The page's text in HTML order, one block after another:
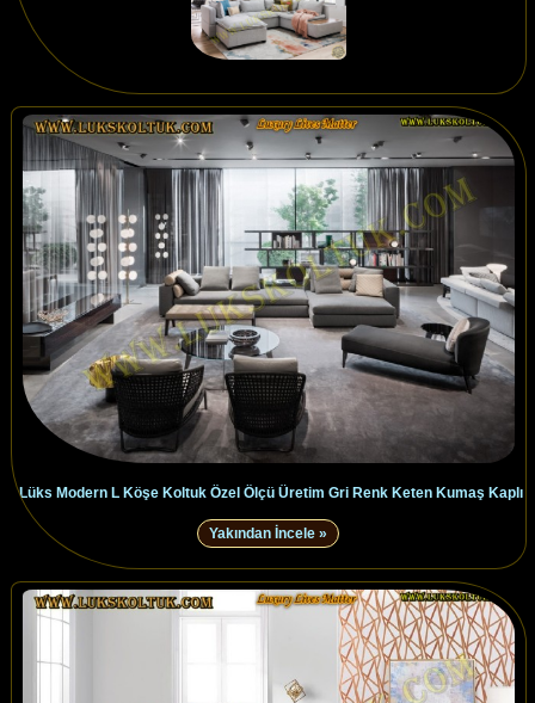
Lüks Modern L Köşe Koltuk Özel Ölçü Üretim Gri Renk Keten Kumaş Kaplı
Yakından İncele »